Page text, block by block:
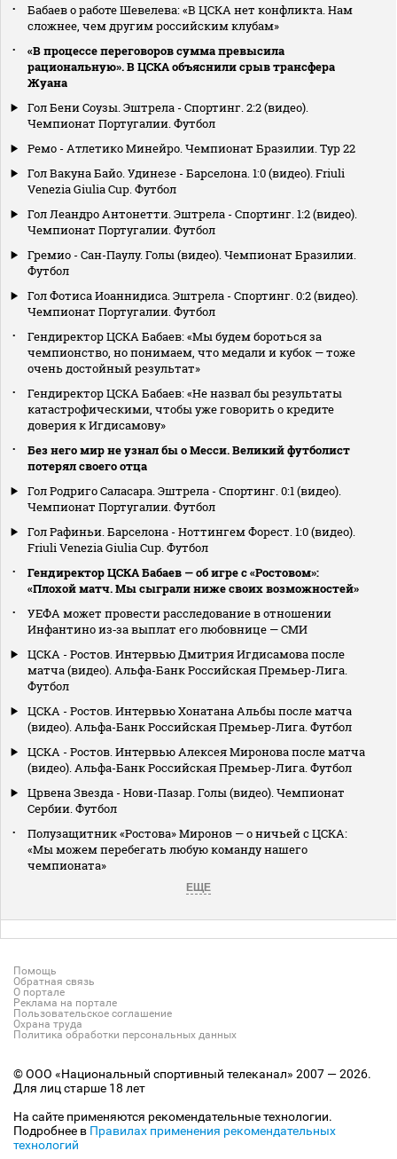
Бабаев о работе Шевелева: «В ЦСКА нет конфликта. Нам
сложнее, чем другим российским клубам»
«В процессе переговоров сумма превысила
рациональную». В ЦСКА объяснили срыв трансфера
Жуана
Гол Бени Соузы. Эштрела - Спортинг. 2:2 (видео).
Чемпионат Португалии. Футбол
Ремо - Атлетико Минейро. Чемпионат Бразилии. Тур 22
Гол Вакуна Байо. Удинезе - Барселона. 1:0 (видео). Friuli
Venezia Giulia Cup. Футбол
Гол Леандро Антонетти. Эштрела - Спортинг. 1:2 (видео).
Чемпионат Португалии. Футбол
Гремио - Сан-Паулу. Голы (видео). Чемпионат Бразилии.
Футбол
Гол Фотиса Иоаннидиса. Эштрела - Спортинг. 0:2 (видео).
Чемпионат Португалии. Футбол
Гендиректор ЦСКА Бабаев: «Мы будем бороться за
чемпионство, но понимаем, что медали и кубок — тоже
очень достойный результат»
Гендиректор ЦСКА Бабаев: «Не назвал бы результаты
катастрофическими, чтобы уже говорить о кредите
доверия к Игдисамову»
Без него мир не узнал бы о Месси. Великий футболист
потерял своего отца
Гол Родриго Саласара. Эштрела - Спортинг. 0:1 (видео).
Чемпионат Португалии. Футбол
Гол Рафиньи. Барселона - Ноттингем Форест. 1:0 (видео).
Friuli Venezia Giulia Cup. Футбол
Гендиректор ЦСКА Бабаев — об игре с «Ростовом»:
«Плохой матч. Мы сыграли ниже своих возможностей»
УЕФА может провести расследование в отношении
Инфантино из‑за выплат его любовнице — СМИ
ЦСКА - Ростов. Интервью Дмитрия Игдисамова после
матча (видео). Альфа-Банк Российская Премьер-Лига.
Футбол
ЦСКА - Ростов. Интервью Хонатана Альбы после матча
(видео). Альфа-Банк Российская Премьер-Лига. Футбол
ЦСКА - Ростов. Интервью Алексея Миронова после матча
(видео). Альфа-Банк Российская Премьер-Лига. Футбол
Црвена Звезда - Нови-Пазар. Голы (видео). Чемпионат
Сербии. Футбол
Полузащитник «Ростова» Миронов — о ничьей с ЦСКА:
«Мы можем перебегать любую команду нашего
чемпионата»
ЕЩЕ
Помощь
Обратная связь
О портале
Реклама на портале
Пользовательское соглашение
Охрана труда
Политика обработки персональных данных
© ООО «Национальный спортивный телеканал» 2007 — 2026.
Для лиц старше 18 лет
На сайте применяются рекомендательные технологии.
Подробнее в Правилах применения рекомендательных
технологий